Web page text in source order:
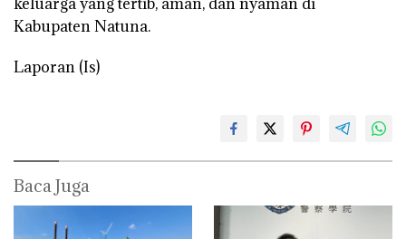
Kabupaten Natuna.
Laporan (Is)
Baca Juga